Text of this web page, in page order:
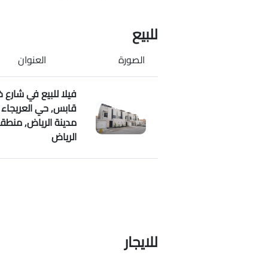
للبيع
الصورة
العنوان
فيلا للبيع في شارع
قابس, حي العريجاء
مدينة الرياض,
الرياض
للايجار